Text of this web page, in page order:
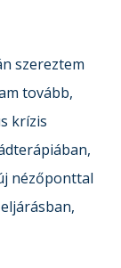
szereztem
tovább,
krízis
nézőponttal